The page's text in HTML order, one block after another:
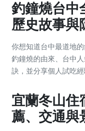
釣鐘燒台中
歷史故事與
你想知道台中最道地
釣鐘燒的由來、台中
訣，並分享個人試吃
宜蘭冬山住
薦、交通與